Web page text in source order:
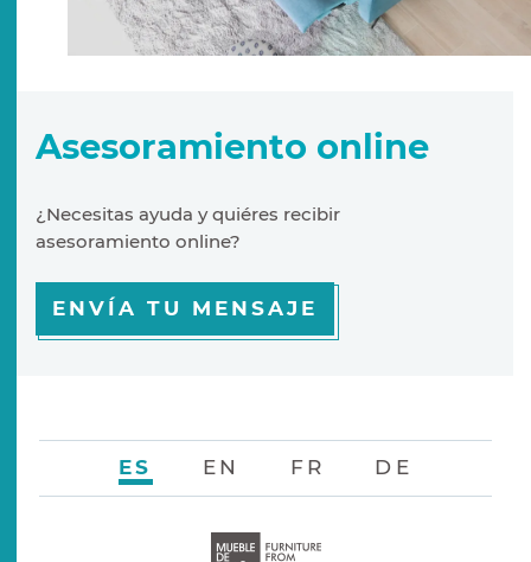
Asesoramiento online
¿Necesitas ayuda y quiéres recibir
asesoramiento online?
ENVÍA TU MENSAJE
ES EN FR DE